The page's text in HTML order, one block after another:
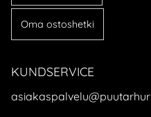
Oma ostoshetki
KUNDSERVICE